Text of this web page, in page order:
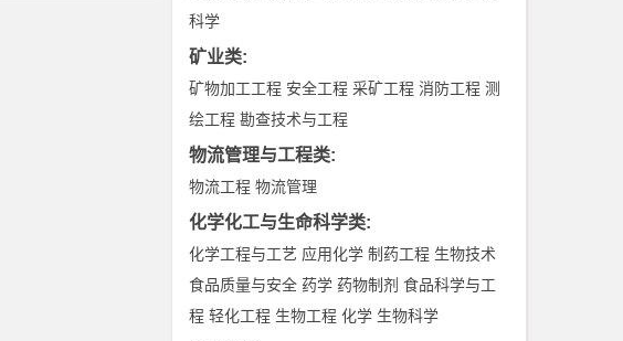
科学
矿业类:
矿物加工工程 安全工程 采矿工程 消防工程 测
绘工程 勘查技术与工程
物流管理与工程类:
物流工程 物流管理
化学化工与生命科学类:
化学工程与工艺 应用化学 制药工程 生物技术
食品质量与安全 药学 药物制剂 食品科学与工
程 轻化工程 生物工程 化学 生物科学